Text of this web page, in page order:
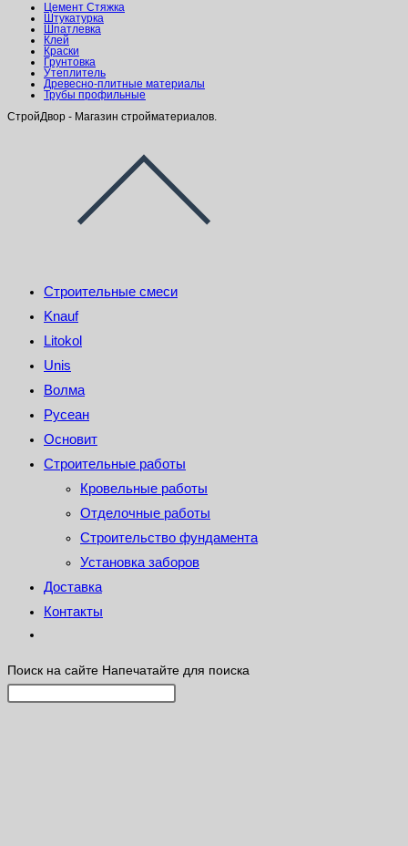
Цемент Стяжка
Штукатурка
Шпатлевка
Клей
Краски
Грунтовка
Утеплитель
Древесно-плитные материалы
Трубы профильные
СтройДвор - Магазин стройматериалов.
Строительные смеси
Knauf
Litokol
Unis
Волма
Русеан
Основит
Строительные работы
Кровельные работы
Отделочные работы
Строительство фундамента
Установка заборов
Доставка
Контакты
Поиск на сайте Напечатайте для поиска